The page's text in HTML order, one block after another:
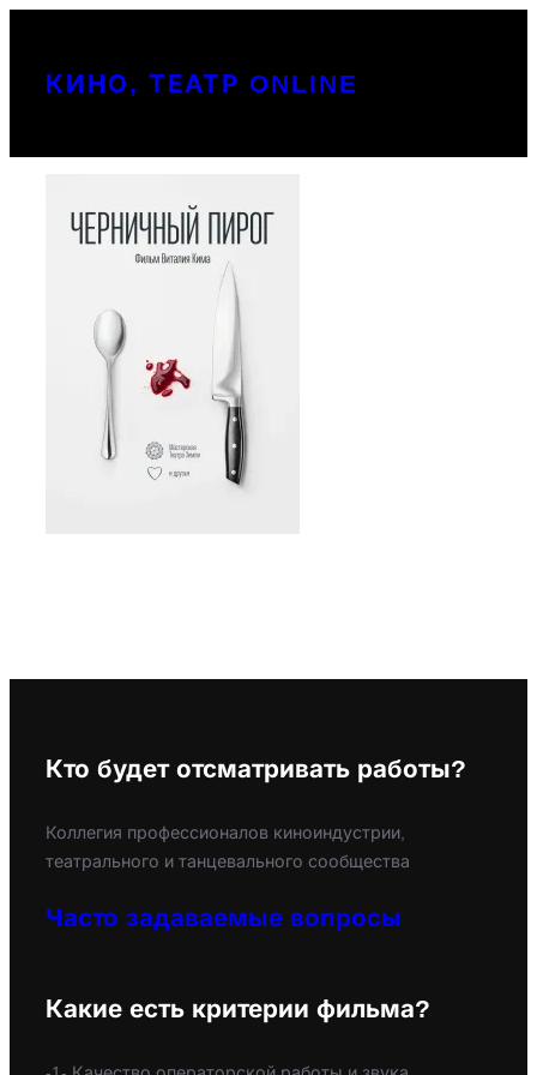
содержимому
КИНО, ТЕАТР ONLINE
Кто будет отсматривать работы?
Коллегия профессионалов киноиндустрии,
театрального и танцевального сообщества
Часто задаваемые вопросы
Какие есть критерии фильма?